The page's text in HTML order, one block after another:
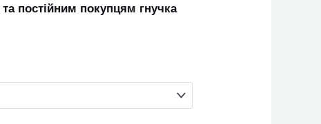
постійним покупцям гнучка